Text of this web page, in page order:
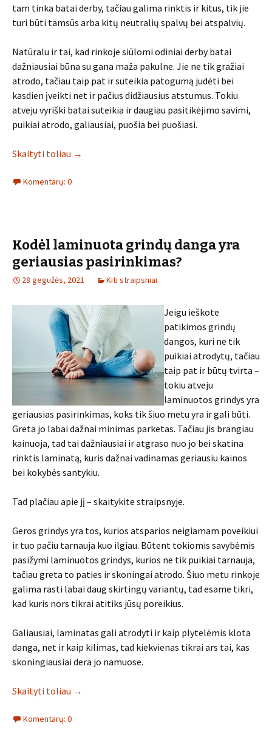
tam tinka batai derby, tačiau galima rinktis ir kitus, tik jie
turi būti tamsūs arba kitų neutralių spalvų bei atspalvių.
Natūralu ir tai, kad rinkoje siūlomi odiniai derby batai
dažniausiai būna su gana maža pakulne. Jie ne tik gražiai
atrodo, tačiau taip pat ir suteikia patogumą judėti bei
kasdien įveikti net ir pačius didžiausius atstumus. Tokiu
atveju vyriški batai suteikia ir daugiau pasitikėjimo savimi,
puikiai atrodo, galiausiai, puošia bei puošiasi.
Skaityti toliau →
Komentarų: 0
Kodėl laminuota grindų danga yra
geriausias pasirinkimas?
28 gegužės, 2021 Kiti straipsniai
Jeigu ieškote
patikimos grindų
dangos, kuri ne tik
puikiai atrodytų, tačiau
taip pat ir būtų tvirta –
tokiu atveju
laminuotos grindys yra
geriausias pasirinkimas, koks tik šiuo metu yra ir gali būti.
Greta jo labai dažnai minimas parketas. Tačiau jis brangiau
kainuoja, tad tai dažniausiai ir atgraso nuo jo bei skatina
rinktis laminatą, kuris dažnai vadinamas geriausiu kainos
bei kokybės santykiu.
Tad plačiau apie jį – skaitykite straipsnyje.
Geros grindys yra tos, kurios atsparios neigiamam poveikiui
ir tuo pačiu tarnauja kuo ilgiau. Būtent tokiomis savybėmis
pasižymi laminuotos grindys, kurios ne tik puikiai tarnauja,
tačiau greta to paties ir skoningai atrodo. Šiuo metu rinkoje
galima rasti labai daug skirtingų variantų, tad esame tikri,
kad kuris nors tikrai atitiks jūsų poreikius.
Galiausiai, laminatas gali atrodyti ir kaip plytelėmis klota
danga, net ir kaip kilimas, tad kiekvienas tikrai ars tai, kas
skoningiausiai dera jo namuose.
Skaityti toliau →
Komentarų: 0